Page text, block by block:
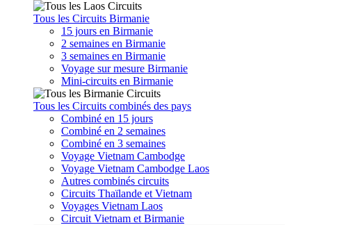
Tous les Circuits Birmanie
15 jours en Birmanie
2 semaines en Birmanie
3 semaines en Birmanie
Voyage sur mesure Birmanie
Mini-circuits en Birmanie
Tous les Circuits combinés des pays
Combiné en 15 jours
Combiné en 2 semaines
Combiné en 3 semaines
Voyage Vietnam Cambodge
Voyage Vietnam Cambodge Laos
Autres combinés circuits
Circuits Thaïlande et Vietnam
Voyages Vietnam Laos
Circuit Vietnam et Birmanie